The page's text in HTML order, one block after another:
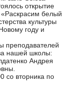
открытие
«Раскрасим белый
культуры
году и
преподавателей
нашей школы:
Андрея
со вторника по